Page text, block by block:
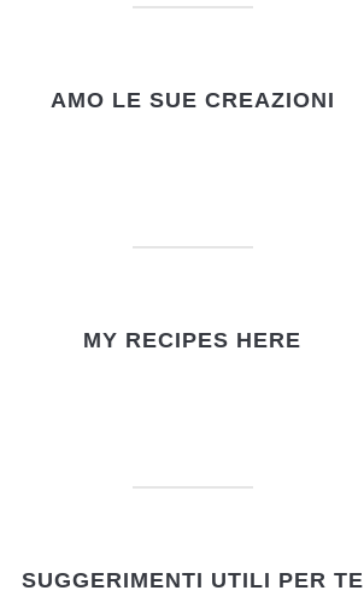
AMO LE SUE CREAZIONI
MY RECIPES HERE
SUGGERIMENTI UTILI PER TE